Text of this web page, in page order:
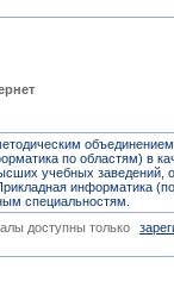
по областям) в
учебных заведений,
информатика
специальностям.
доступны только